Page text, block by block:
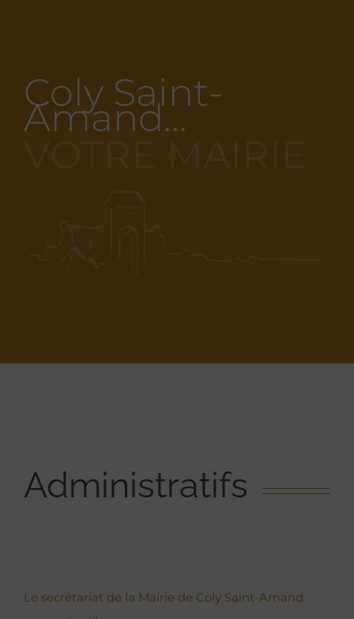
Coly Saint-
Amand…
Administratifs
Le secrétariat de la Mairie de Coly Saint-Amand